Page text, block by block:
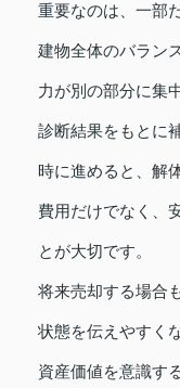
重要なのは、一部
建物全体のバラン
力が別の部分に集
診断結果をもとに
時に進めると、解
費用だけでなく、
とが大切です。
将来売却する場合
状態を伝えやすく
資産価値を意識す